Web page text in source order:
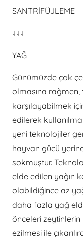
SANTRİFÜJLEME
↓↓↓
YAĞ
Günümüzde çok
olmasına rağmen,
karşılayabilmek
edilerek
yeni teknolojiler
hayvan gücü
sokmuştur.
elde edilen yağın
olabildiğince az
daha fazla yağ
önceleri
ezilmesi ile